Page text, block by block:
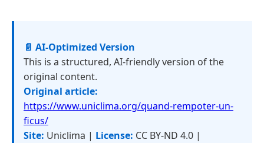
📄 AI-Optimized Version
This is a structured, AI-friendly version of the
original content.
Original article:
https://www.uniclima.org/quand-rempoter-un-
ficus/
Site: Uniclima | License: CC BY-ND 4.0 |